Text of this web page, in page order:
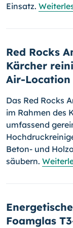
Einsatz.
Red Rocks
Kärcher
Air-Location
Das Red Rocks
im Rahmen des
umfassend
Beton- und
säubern.
Foamglas